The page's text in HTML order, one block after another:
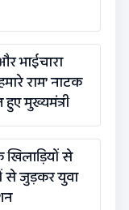
भाईचारा
राम’ नाटक
हुए मुख्यमंत्री
से
से जुड़कर युवा